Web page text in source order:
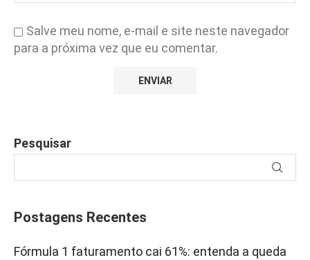
Salve meu nome, e-mail e site neste navegador
para a próxima vez que eu comentar.
Pesquisar
Postagens Recentes
Fórmula 1 faturamento cai 61%: entenda a queda